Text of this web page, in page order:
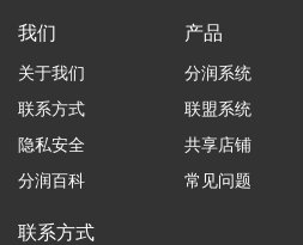
我们
关于我们
联系方式
隐私安全
分润百科
产品
分润系统
联盟系统
共享店铺
常见问题
联系方式